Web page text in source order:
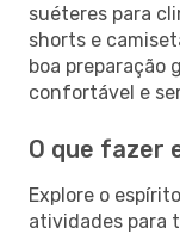
suéteres para
shorts e
boa preparação
confortável e
O que fazer
Explore o
atividades para